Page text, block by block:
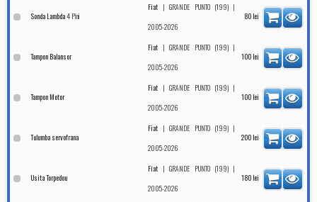
Sonda Lambda4 Pini
Fiat |GRANDE PUNTO (199) |
2005-2026
80 lei
Tampon Balansor
Fiat |GRANDE PUNTO (199) |
2005-2026
100 lei
Tampon Motor
Fiat |GRANDE PUNTO (199) |
2005-2026
100 lei
Tulumba servofrana
Fiat |GRANDE PUNTO (199) |
2005-2026
200 lei
Usita Torpedou
Fiat |GRANDE PUNTO (199) |
2005-2026
180 lei